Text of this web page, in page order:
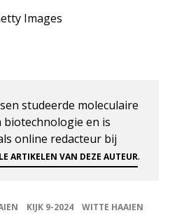
Images
studeerde moleculaire
biotechnologie en is
online redacteur bij
ARTIKELEN VAN DEZE AUTEUR.
KIJK 9-2024 WITTE HAAIEN